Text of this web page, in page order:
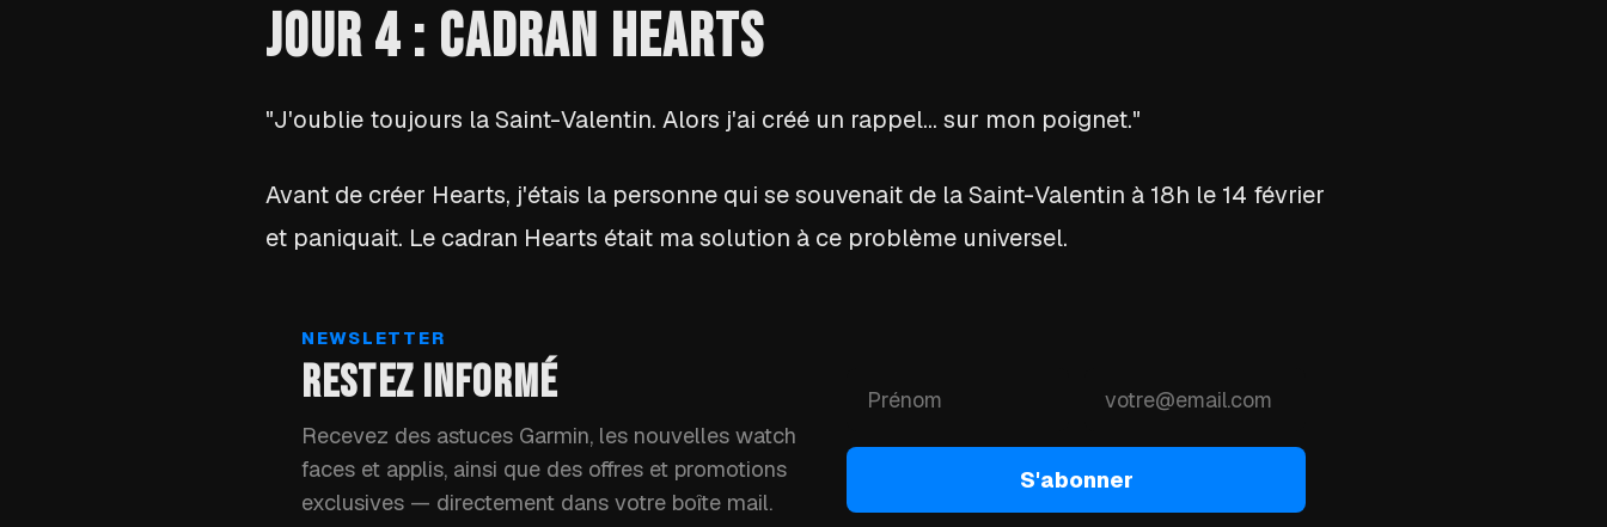
JOUR 4 : CADRAN HEARTS
"J'oublie toujours la Saint-Valentin. Alors j'ai créé un rappel… sur mon poignet."
Avant de créer Hearts, j'étais la personne qui se souvenait de la Saint-Valentin à 18h le 14 février
et paniquait. Le cadran Hearts était ma solution à ce problème universel.
NEWSLETTER
RESTEZ INFORMÉ
Recevez des astuces Garmin, les nouvelles watch
faces et applis, ainsi que des offres et promotions
exclusives — directement dans votre boîte mail.
S'abonner